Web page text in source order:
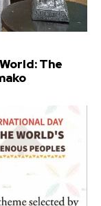
The